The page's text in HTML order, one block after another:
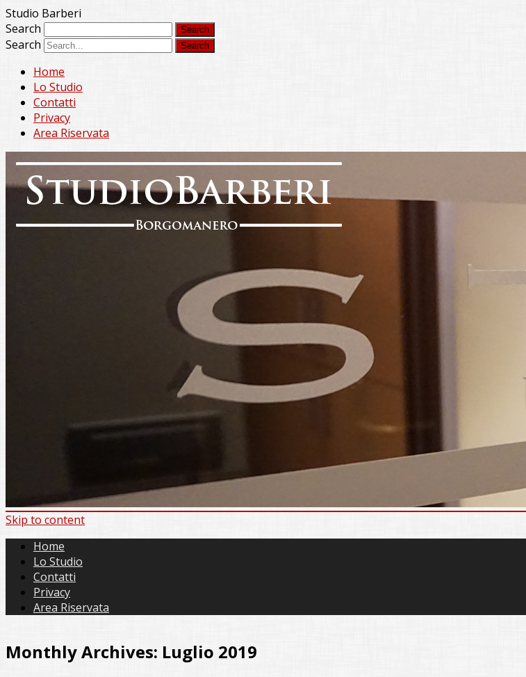
Studio Barberi
Search
Search
Home
Lo Studio
Contatti
Privacy
Area Riservata
Skip to content
Home
Lo Studio
Contatti
Privacy
Area Riservata
Monthly Archives: Luglio 2019